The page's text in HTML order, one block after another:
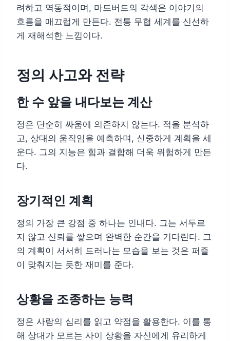
려하고 역동적이며, 마드버드의 각색은 이야기의
흐름을 매끄럽게 만든다. 전통 무협 세계를 신선하
게 재해석한 느낌이다.
정의 사고와 전략
한 수 앞을 내다보는 계산
정은 단순히 싸움에 의존하지 않는다. 적을 분석하
고, 상대의 움직임을 예측하며, 신중하게 계획을 세
운다. 그의 지능은 힘과 결합해 더욱 위험하게 만든
다.
장기적인 계획
정의 가장 큰 강점 중 하나는 인내다. 그는 서두르
지 않고 신뢰를 쌓으며 완벽한 순간을 기다린다. 그
의 계획이 서서히 드러나는 모습을 보는 것은 퍼즐
이 맞춰지는 듯한 재미를 준다.
상황을 조종하는 능력
정은 사람의 심리를 읽고 약점을 활용한다. 이를 통
해 상대가 모르는 사이 상황을 자신에게 유리하게